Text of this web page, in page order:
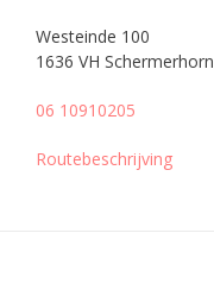
Westeinde 100
1636 VH Schermerhorn
06 10910205
Routebeschrijving